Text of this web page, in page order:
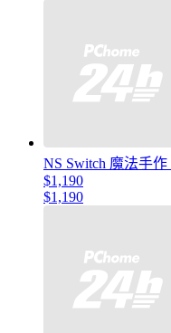
NS Switch 魔法手
$1,190
$1,190